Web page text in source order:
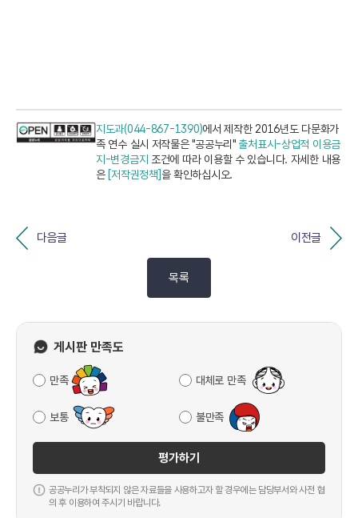
지도과(044-867-1390)에서 제작한 2016년도 다문화가
족 연수 실시 저작물은 "공공누리" 출처표시-상업적 이용금
지-변경금지 조건에 따라 이용할 수 있습니다. 자세한 내용
은 [저작권정책]을 확인하십시오.
다음글 이전글
목록
게시판 만족도
만족 대체로 만족
보통 불만족
평가하기
공공누리가 부착되지 않은 자료들을 사용하고자 할 경우에는 담당부서와 사전 협
의 후 이용하여 주시기 바랍니다.